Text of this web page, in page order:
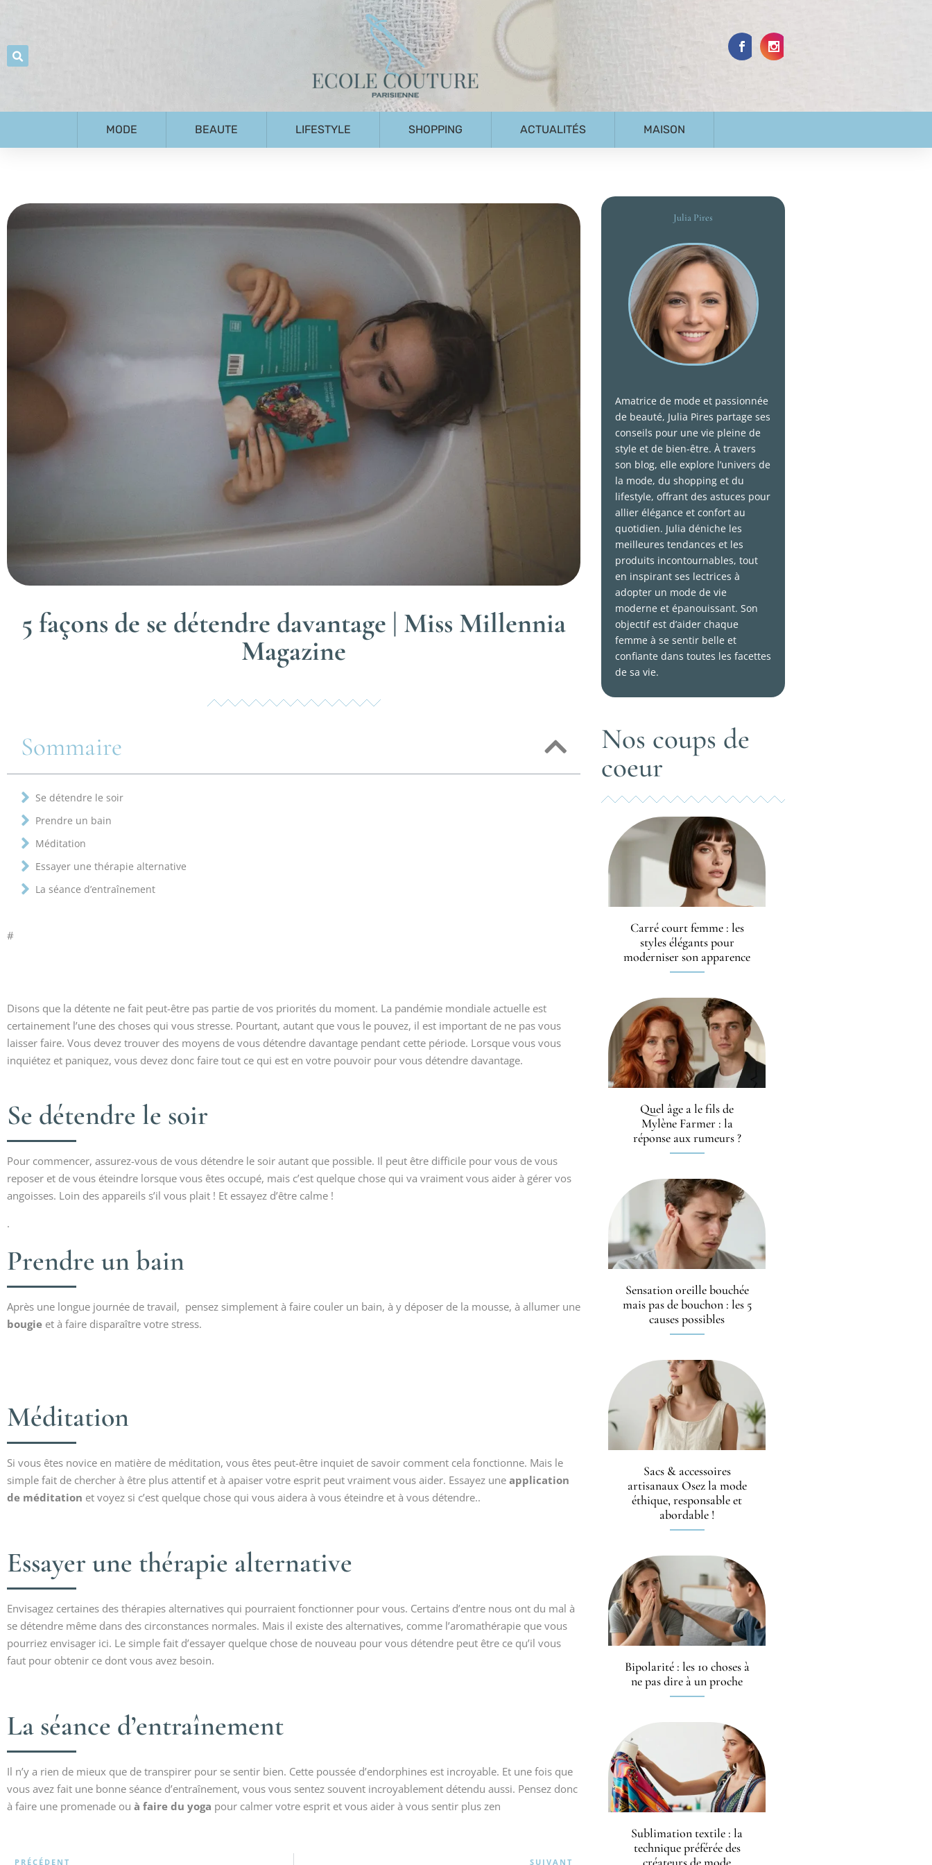
MODE BEAUTE LIFESTYLE SHOPPING ACTUALITÉS MAISON
5 façons de se détendre davantage | Miss Millennia
Magazine
Sommaire
Se détendre le soir
Prendre un bain
Méditation
Essayer une thérapie alternative
La séance d’entraînement
#
Disons que la détente ne fait peut-être pas partie de vos priorités du moment. La pandémie mondiale actuelle est
certainement l’une des choses qui vous stresse. Pourtant, autant que vous le pouvez, il est important de ne pas vous
laisser faire. Vous devez trouver des moyens de vous détendre davantage pendant cette période. Lorsque vous vous
inquiétez et paniquez, vous devez donc faire tout ce qui est en votre pouvoir pour vous détendre davantage.
Se détendre le soir
Pour commencer, assurez-vous de vous détendre le soir autant que possible. Il peut être difficile pour vous de vous
reposer et de vous éteindre lorsque vous êtes occupé, mais c’est quelque chose qui va vraiment vous aider à gérer vos
angoisses. Loin des appareils s’il vous plait ! Et essayez d’être calme !
.
Prendre un bain
Après une longue journée de travail, pensez simplement à faire couler un bain, à y déposer de la mousse, à allumer une
bougie et à faire disparaître votre stress.
Méditation
Si vous êtes novice en matière de méditation, vous êtes peut-être inquiet de savoir comment cela fonctionne. Mais le
simple fait de chercher à être plus attentif et à apaiser votre esprit peut vraiment vous aider. Essayez une application
de méditation et voyez si c’est quelque chose qui vous aidera à vous éteindre et à vous détendre..
Essayer une thérapie alternative
Envisagez certaines des thérapies alternatives qui pourraient fonctionner pour vous. Certains d’entre nous ont du mal à
se détendre même dans des circonstances normales. Mais il existe des alternatives, comme l’aromathérapie que vous
pourriez envisager ici. Le simple fait d’essayer quelque chose de nouveau pour vous détendre peut être ce qu’il vous
faut pour obtenir ce dont vous avez besoin.
La séance d’entraînement
Il n’y a rien de mieux que de transpirer pour se sentir bien. Cette poussée d’endorphines est incroyable. Et une fois que
vous avez fait une bonne séance d’entraînement, vous vous sentez souvent incroyablement détendu aussi. Pensez donc
à faire une promenade ou à faire du yoga pour calmer votre esprit et vous aider à vous sentir plus zen
PRÉCÉDENT SUIVANT
Julia Pires
Amatrice de mode et passionnée
de beauté, Julia Pires partage ses
conseils pour une vie pleine de
style et de bien-être. À travers
son blog, elle explore l’univers de
la mode, du shopping et du
lifestyle, offrant des astuces pour
allier élégance et confort au
quotidien. Julia déniche les
meilleures tendances et les
produits incontournables, tout
en inspirant ses lectrices à
adopter un mode de vie
moderne et épanouissant. Son
objectif est d’aider chaque
femme à se sentir belle et
confiante dans toutes les facettes
de sa vie.
Nos coups de
coeur
Carré court femme : les
styles élégants pour
moderniser son apparence
Quel âge a le fils de
Mylène Farmer : la
réponse aux rumeurs ?
Sensation oreille bouchée
mais pas de bouchon : les 5
causes possibles
Sacs & accessoires
artisanaux Osez la mode
éthique, responsable et
abordable !
Bipolarité : les 10 choses à
ne pas dire à un proche
Sublimation textile : la
technique préférée des